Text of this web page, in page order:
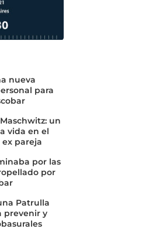
nueva
para
un
vida en el
pareja
por las
por
Patrulla
prevenir y